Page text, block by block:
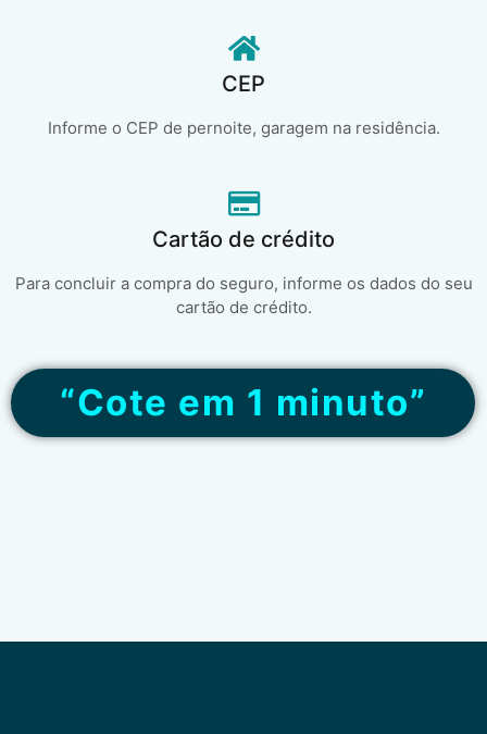
CEP
Informe o CEP de pernoite, garagem na residência.
Cartão de crédito
Para concluir a compra do seguro, informe os dados do seu
cartão de crédito.
“Cote em 1 minuto”